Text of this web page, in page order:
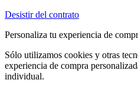
Desistir del contrato
Personaliza tu experiencia de
Sólo utilizamos cookies y otras
experiencia de compra
individual.